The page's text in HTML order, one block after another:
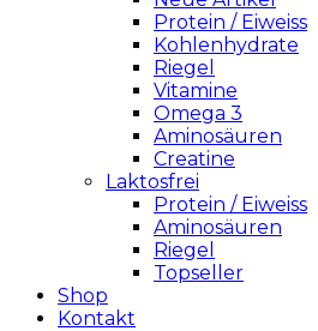
Protein / Eiweiss
Kohlenhydrate
Riegel
Vitamine
Omega 3
Aminosäuren
Creatine
Laktosfrei
Protein / Eiweiss
Aminosäuren
Riegel
Topseller
Shop
Kontakt